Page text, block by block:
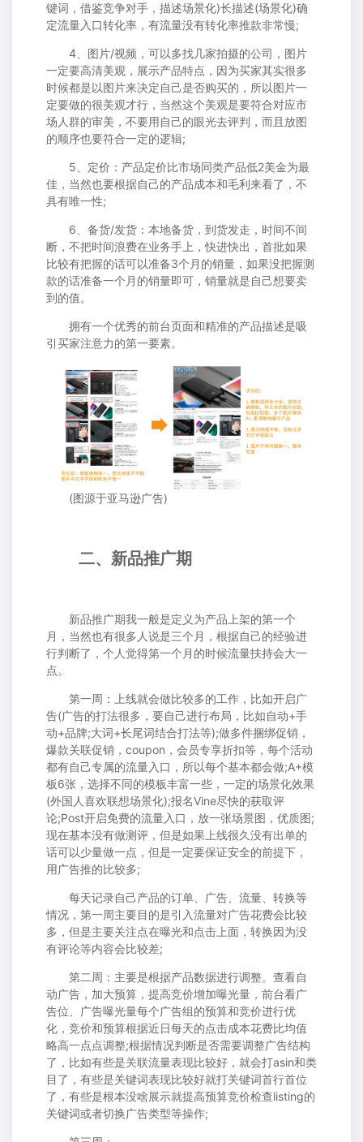
键词，借鉴竞争对手，描述场景化)长描述(场景化)确
定流量入口转化率，有流量没有转化率推款非常慢;
4、图片/视频，可以多找几家拍摄的公司，图片
一定要高清美观，展示产品特点，因为买家其实很多
时候都是以图片来决定自己是否购买的，所以图片一
定要做的很美观才行，当然这个美观是要符合对应市
场人群的审美，不要用自己的眼光去评判，而且放图
的顺序也要符合一定的逻辑;
5、定价：产品定价比市场同类产品低2美金为最
佳，当然也要根据自己的产品成本和毛利来看了，不
具有唯一性;
6、备货/发货：本地备货，到货发走，时间不间
断，不把时间浪费在业务手上，快进快出，首批如果
比较有把握的话可以准备3个月的销量，如果没把握测
款的话准备一个月的销量即可，销量就是自己想要卖
到的值。
拥有一个优秀的前台页面和精准的产品描述是吸
引买家注意力的第一要素。
(图源于亚马逊广告)
二、新品推广期
新品推广期我一般是定义为产品上架的第一个
月，当然也有很多人说是三个月，根据自己的经验进
行判断了，个人觉得第一个月的时候流量扶持会大一
点。
第一周：上线就会做比较多的工作，比如开启广
告(广告的打法很多，要自己进行布局，比如自动+手
动+品牌;大词+长尾词结合打法等);做多件捆绑促销，
爆款关联促销，coupon，会员专享折扣等，每个活动
都有自己专属的流量入口，所以每个基本都会做;A+模
板6张，选择不同的模板丰富一些，一定的场景化效果
(外国人喜欢联想场景化);报名Vine尽快的获取评
论;Post开启免费的流量入口，放一张场景图，优质图;
现在基本没有做测评，但是如果上线很久没有出单的
话可以少量做一点，但是一定要保证安全的前提下，
用广告推的比较多;
每天记录自己产品的订单、广告、流量、转换等
情况，第一周主要目的是引入流量对广告花费会比较
多，但是主要关注点在曝光和点击上面，转换因为没
有评论等内容会比较差;
第二周：主要是根据产品数据进行调整。查看自
动广告，加大预算，提高竞价增加曝光量，前台看广
告位、广告曝光量每个广告组的预算和竞价进行优
化，竞价和预算根据近日每天的点击成本花费比均值
略高一点点调整;根据情况判断是否需要调整广告结构
了，比如有些是关联流量表现比较好，就会打asin和类
目了，有些是关键词表现比较好就打关键词首行首位
了，有些是根本没啥展示就提高预算竞价检查listing的
关键词或者切换广告类型等操作;